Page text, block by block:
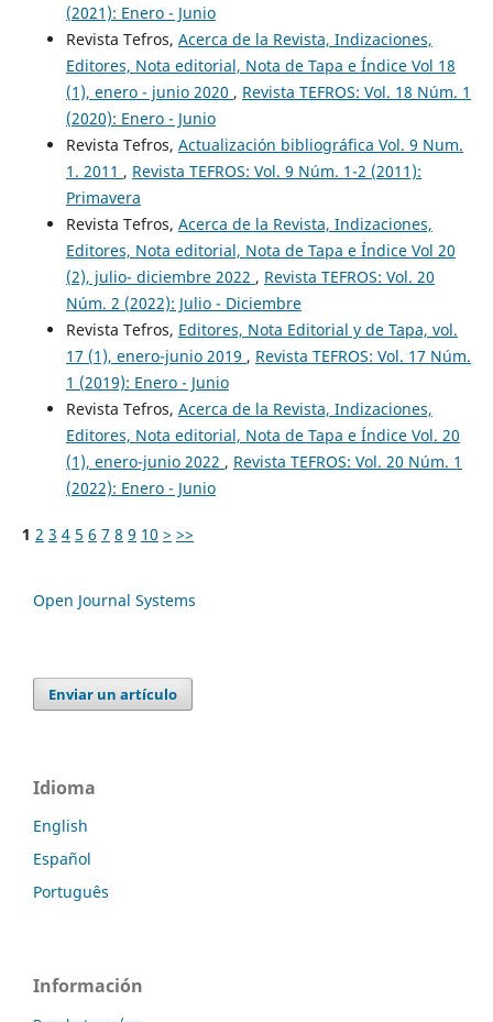
(2021): Enero - Junio
Revista Tefros, Acerca de la Revista, Indizaciones,
Editores, Nota editorial, Nota de Tapa e Índice Vol 18
(1), enero - junio 2020 , Revista TEFROS: Vol. 18 Núm. 1
(2020): Enero - Junio
Revista Tefros, Actualización bibliográfica Vol. 9 Num.
1. 2011 , Revista TEFROS: Vol. 9 Núm. 1-2 (2011):
Primavera
Revista Tefros, Acerca de la Revista, Indizaciones,
Editores, Nota editorial, Nota de Tapa e Índice Vol 20
(2), julio- diciembre 2022 , Revista TEFROS: Vol. 20
Núm. 2 (2022): Julio - Diciembre
Revista Tefros, Editores, Nota Editorial y de Tapa, vol.
17 (1), enero-junio 2019 , Revista TEFROS: Vol. 17 Núm.
1 (2019): Enero - Junio
Revista Tefros, Acerca de la Revista, Indizaciones,
Editores, Nota editorial, Nota de Tapa e Índice Vol. 20
(1), enero-junio 2022 , Revista TEFROS: Vol. 20 Núm. 1
(2022): Enero - Junio
1 2 3 4 5 6 7 8 9 10 > >>
Open Journal Systems
Enviar un artículo
Idioma
English
Español
Português
Información